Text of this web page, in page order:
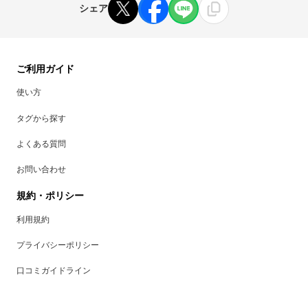
シェア
ご利用ガイド
使い方
タグから探す
よくある質問
お問い合わせ
規約・ポリシー
利用規約
プライバシーポリシー
口コミガイドライン